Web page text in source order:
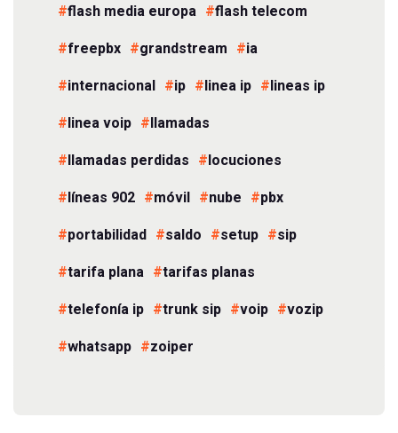
flash media europa
flash telecom
freepbx
grandstream
ia
internacional
ip linea ip
lineas ip
linea voip
llamadas
llamadas perdidas
locuciones
líneas 902
móvil nube
pbx
portabilidad
saldo setup
sip
tarifa plana
tarifas planas
telefonía ip
trunk sip voip
vozip
whatsapp
zoiper